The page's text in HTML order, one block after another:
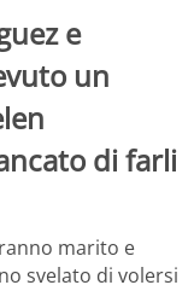
e
un
di farli
marito e
svelato di volersi